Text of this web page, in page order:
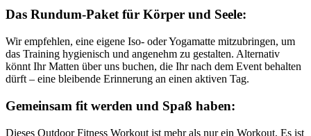
Das Rundum-Paket für Körper und Seele:
Wir empfehlen, eine eigene Iso- oder Yogamatte mitzubringen, um
das Training hygienisch und angenehm zu gestalten. Alternativ
könnt Ihr Matten über uns buchen, die Ihr nach dem Event behalten
dürft – eine bleibende Erinnerung an einen aktiven Tag.
Gemeinsam fit werden und Spaß haben:
Dieses Outdoor Fitness Workout ist mehr als nur ein Workout. Es ist